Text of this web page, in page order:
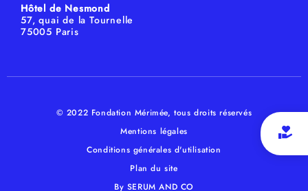
Hôtel de Nesmond
57, quai de la Tournelle
75005 Paris
© 2022 Fondation Mérimée, tous droits réservés
Mentions légales
Conditions générales d'utilisation
Plan du site
By SERUM AND CO